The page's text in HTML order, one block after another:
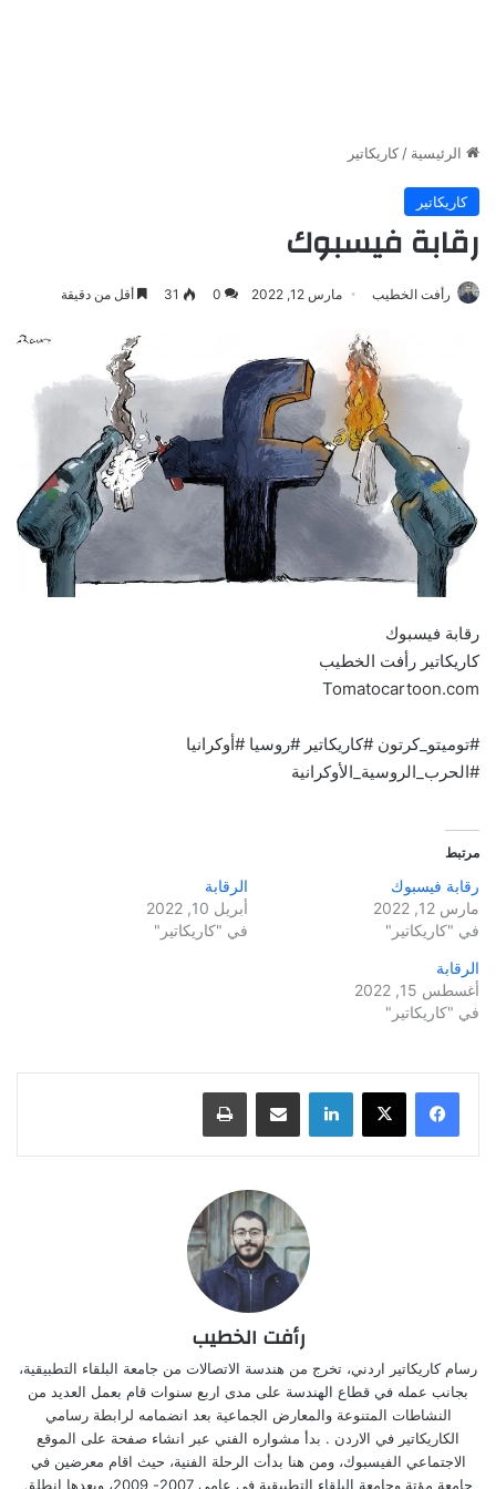
الرئيسية / كاريكاتير
كاريكاتير
رقابة فيسبوك
رأفت الخطيب مارس 12, 2022 0
31 أقل من دقيقة
رقابة فيسبوك
كاريكاتير رأفت الخطيب
Tomatocartoon.com
#توميتو_كرتون #كاريكاتير #روسيا #أوكرانيا
#الحرب_الروسية_الأوكرانية
مرتبط
رقابة فيسبوك
مارس 12, 2022
في "كاريكاتير"
الرقابة
أبريل 10, 2022
في "كاريكاتير"
الرقابة
أغسطس 15, 2022
في "كاريكاتير"
لينكدإن مشاركة عبر البريد طباعة
رأفت الخطيب
رسام كاريكاتير اردني، تخرج من هندسة الاتصالات من جامعة البلقاء التطبيقية،
بجانب عمله في قطاع الهندسة على مدى اربع سنوات قام بعمل العديد من
النشاطات المتنوعة والمعارض الجماعية بعد انضمامه لرابطة رسامي
الكاريكاتير في الاردن . بدأ مشواره الفني عبر انشاء صفحة على الموقع
الاجتماعي الفيسبوك، ومن هنا بدأت الرحلة الفنية، حيث اقام معرضين في
جامعة مؤتة وجامعة البلقاء التطبيقية في عامي 2007- 2009، وبعدها انطلق